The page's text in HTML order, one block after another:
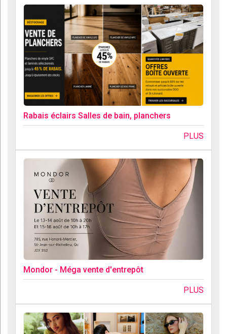
Rabais éclairs Salles de bain, planchers
PLUS
Mondor - Méga vente d'entrepôt
PLUS